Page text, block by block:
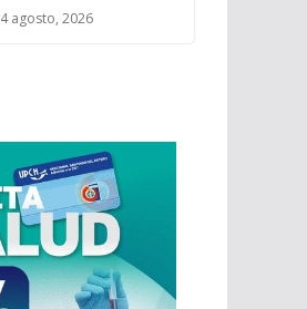
4 agosto, 2026